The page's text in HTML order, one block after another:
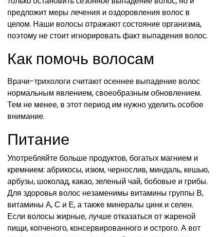
предложит меры лечения и оздоровления волос в
целом. Наши волосы отражают состояние организма,
поэтому не стоит игнорировать факт выпадения волос.
Как помочь волосам
Врачи-трихологи считают осеннее выпадение волос
нормальным явлением, своеобразным обновлением.
Тем не менее, в этот период им нужно уделить особое
внимание.
Питание
Употребляйте больше продуктов, богатых магнием и
кремнием: абрикосы, изюм, чернослив, миндаль, кешью,
арбузы, шоколад, какао, зеленый чай, бобовые и грибы.
Для здоровья волос незаменимы витамины группы В,
витамины А, С и Е, а также минералы цинк и селен.
Если волосы жирные, лучше отказаться от жареной
пищи, копченого, консервированного и острого. А вот